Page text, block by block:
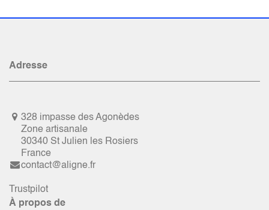
Adresse
328 impasse des Agonèdes
Zone artisanale
30340 St Julien les Rosiers
France
contact@aligne.fr
Trustpilot
À propos de